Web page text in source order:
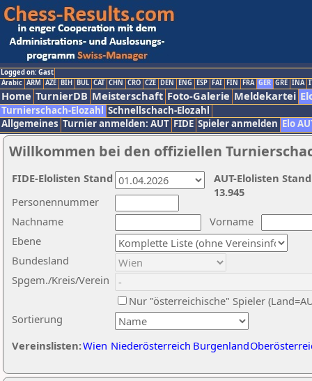
Logged on: Gast
Arabic ARM AZE BIH BUL CAT CHN CRO CZE DEN ENG ESP FAI FIN FRA GER GRE INA
Home TurnierDB Meisterschaft Foto-Galerie Meldekartei
Turnierschach-Elozahl Schnellschach-Elozahl
Allgemeines Turnier anmelden: AUT FIDE Spieler anmelden Elo
Willkommen bei den offiziellen
Nachname
Vorname
Ebene
Sortierung
Personennummer
Bundesland
Spgem./Kreis/Verein
Nur "österreichische" Spieler
Vereinslisten:Wien Niederösterreich Burgenland
AUT-Elolisten
13.945
FIDE-Elolisten Stand